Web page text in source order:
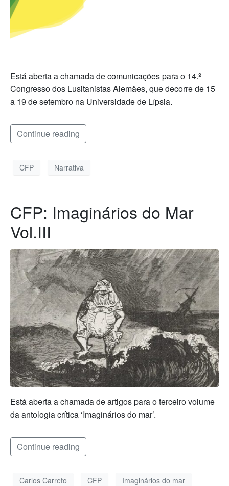
Está aberta a chamada de comunicações para o 14.º
Congresso dos Lusitanistas Alemães, que decorre de 15
a 19 de setembro na Universidade de Lípsia.
Continue reading
CFP Narrativa
CFP: Imaginários do Mar
Vol.III
Está aberta a chamada de artigos para o terceiro volume
da antologia crítica ‘Imaginários do mar’.
Continue reading
Carlos Carreto CFP
Imaginários do mar